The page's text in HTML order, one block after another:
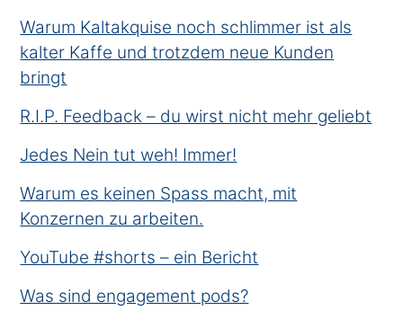
Warum Kaltakquise noch schlimmer ist als
kalter Kaffe und trotzdem neue Kunden
bringt
R.I.P. Feedback – du wirst nicht mehr geliebt
Jedes Nein tut weh! Immer!
Warum es keinen Spass macht, mit
Konzernen zu arbeiten.
YouTube #shorts – ein Bericht
Was sind engagement pods?